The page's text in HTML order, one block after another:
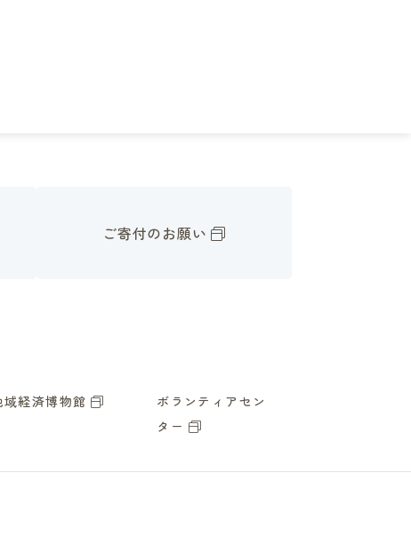
ご寄付のお願い
域経済博物館
ボランティアセン
ター